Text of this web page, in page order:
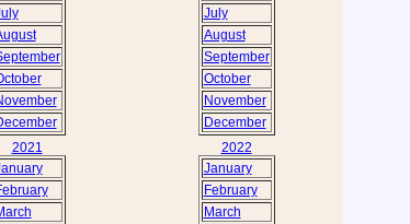
July
August
September
October
November
December
2021
2022
January
February
March